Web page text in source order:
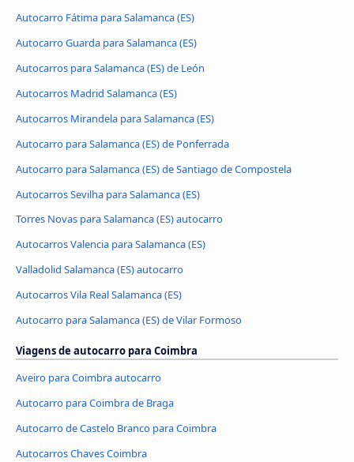
Autocarro Fátima para Salamanca (ES)
Autocarro Guarda para Salamanca (ES)
Autocarros para Salamanca (ES) de León
Autocarros Madrid Salamanca (ES)
Autocarros Mirandela para Salamanca (ES)
Autocarro para Salamanca (ES) de Ponferrada
Autocarro para Salamanca (ES) de Santiago de Compostela
Autocarros Sevilha para Salamanca (ES)
Torres Novas para Salamanca (ES) autocarro
Autocarros Valencia para Salamanca (ES)
Valladolid Salamanca (ES) autocarro
Autocarros Vila Real Salamanca (ES)
Autocarro para Salamanca (ES) de Vilar Formoso
Viagens de autocarro para Coimbra
Aveiro para Coimbra autocarro
Autocarro para Coimbra de Braga
Autocarro de Castelo Branco para Coimbra
Autocarros Chaves Coimbra